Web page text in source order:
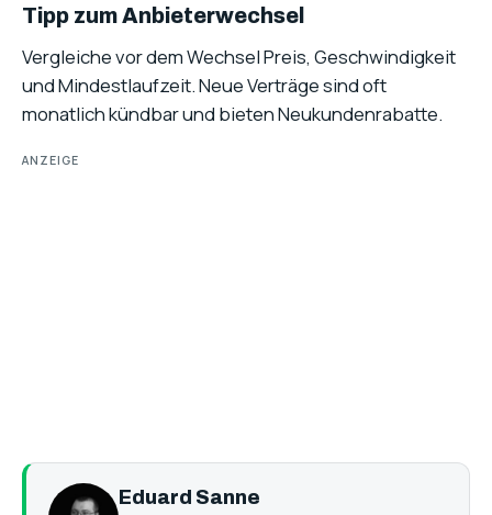
Tipp zum Anbieterwechsel
Vergleiche vor dem Wechsel Preis, Geschwindigkeit
und Mindestlaufzeit. Neue Verträge sind oft
monatlich kündbar und bieten Neukundenrabatte.
ANZEIGE
Eduard Sanne